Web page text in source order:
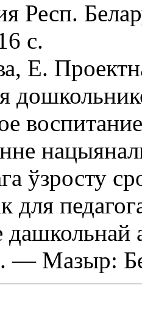
Респ.
с.
Е.
ўзросту
для
дашкольнай
— Мазыр: